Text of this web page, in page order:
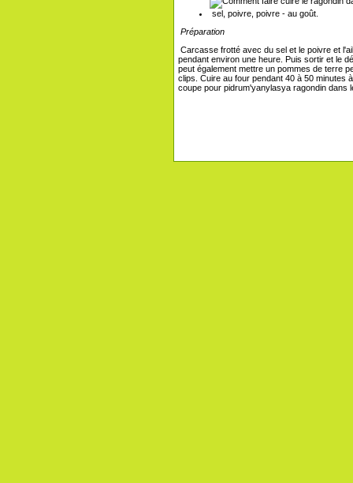
sel, poivre, poivre - au goût.
Préparation
Carcasse frotté avec du sel et le poivre et
pendant environ une heure. Puis sortir et le
peut également mettre un pommes de terre
clips. Cuire au four pendant 40 à 50 minutes
coupe pour pidrum'yanylasya ragondin dans